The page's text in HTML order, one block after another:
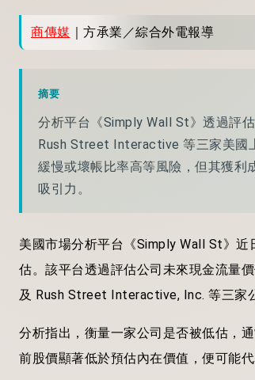
商傳媒 ｜方承業／綜合外電報導
摘要
分析平台《Simply Wall St》透過評
Rush Street Interactive 等三家美國
緩慢或壞帳比率高等風險，但其獲利
吸引力。
美國市場分析平台《Simply Wall St》
估。該平台透過評估公司未來現金流量
及 Rush Street Interactive, Inc. 等三家
分析指出，衡量一家公司是否被低估，
前股價顯著低於預估內在價值，便可能代